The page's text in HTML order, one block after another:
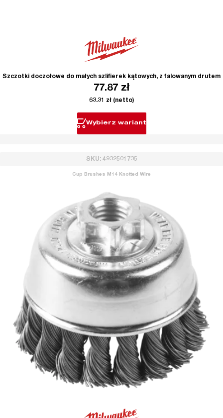
Szczotki doczołowe do małych szlifierek kątowych, z falowanym drutem
77.87 zł
63.31 zł (netto)
Wybierz wariant
SKU: 4932501735
Cup Brushes M14 Knotted Wire